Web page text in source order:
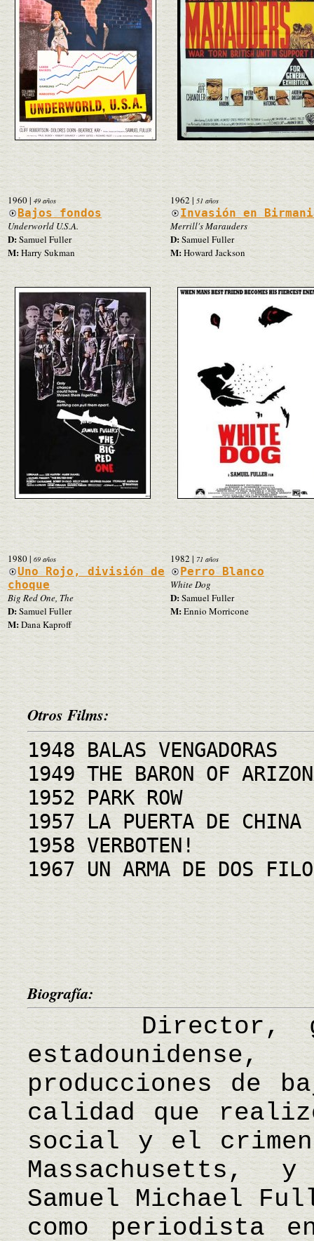
1960| 49 años
Bajos fondos
Underworld U.S.A.
D:Samuel Fuller
M:Harry Sukman
1962| 51 años
Invasión en
Merrill's Marauders
D:Samuel Fuller
M:Howard Jackson
1980| 69 años
Uno Rojo, división de
choque
Big Red One, The
D:Samuel Fuller
M:Dana Kaproff
1982| 71 años
Perro Blanco
White Dog
D:Samuel Fuller
M:Ennio Morricone
Otros Films:
1948 BALAS VENGADORAS
1949 THE BARON OF
1952 PARK ROW
1957 LA PUERTA DE CHINA
1958 VERBOTEN!
1967 UN ARMA DE DOS
Biografía:
Director,
producciones de
calidad que
social y el
Massachusetts,
Samuel Michael
como periodista